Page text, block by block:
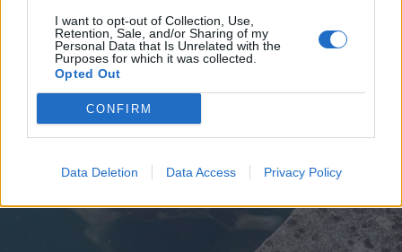
I want to opt-out of Collection, Use,
Retention, Sale, and/or Sharing of my
Personal Data that Is Unrelated with the
Purposes for which it was collected.
Opted Out
CONFIRM
Data Deletion Data Access Privacy Policy